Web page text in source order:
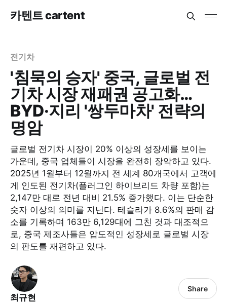
카텐트 cartent
전기차
'침묵의 승자' 중국, 글로벌 전
기차 시장 재패권 공고화…
BYD·지리 '쌍두마차' 전략의
명암
글로벌 전기차 시장이 20% 이상의 성장세를 보이는
가운데, 중국 업체들이 시장을 완전히 장악하고 있다.
2025년 1월부터 12월까지 전 세계 80개국에서 고객에
게 인도된 전기차(플러그인 하이브리드 차량 포함)는
2,147만 대로 전년 대비 21.5% 증가했다. 이는 단순한
숫자 이상의 의미를 지닌다. 테슬라가 8.6%의 판매 감
소를 기록하며 163만 6,129대에 그친 것과 대조적으
로, 중국 제조사들은 압도적인 성장세로 글로벌 시장
의 판도를 재편하고 있다.
최규현
Share